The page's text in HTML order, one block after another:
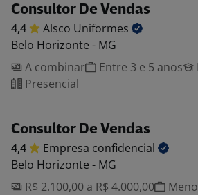
Consultor De Vendas
4,4 Alsco Uniformes
Belo Horizonte - MG
A combinar
Entre 3 e 5 anos
Presencial
Consultor De Vendas
4,4 Empresa confidencial
Belo Horizonte - MG
R$ 2.100,00 a R$ 4.000,00